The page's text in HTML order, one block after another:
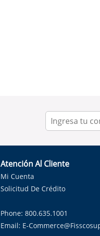
Atención Al Cliente
Mi Cuenta
Solicitud De Crédito
Phone: 800.635.1001
Email: E-